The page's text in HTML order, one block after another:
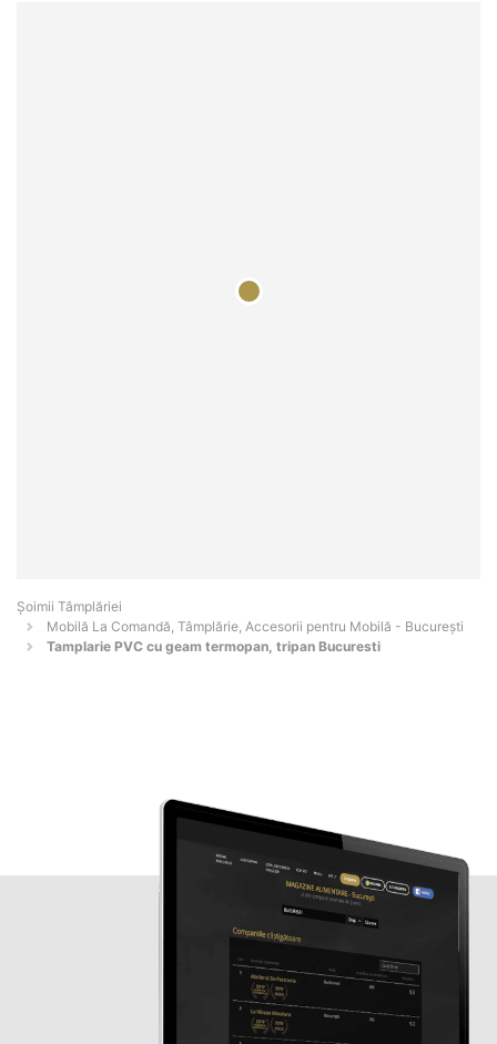
Șoimii Tâmplăriei
Mobilă La Comandă, Tâmplărie, Accesorii pentru Mobilă - Bucureşti
Tamplarie PVC cu geam termopan, tripan Bucuresti